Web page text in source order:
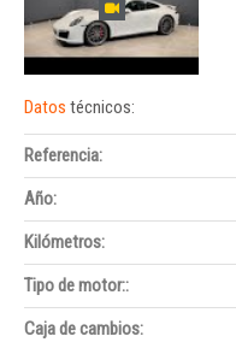
Datos técnicos:
Referencia:
Año:
Kilómetros:
Tipo de motor::
Caja de cambios: